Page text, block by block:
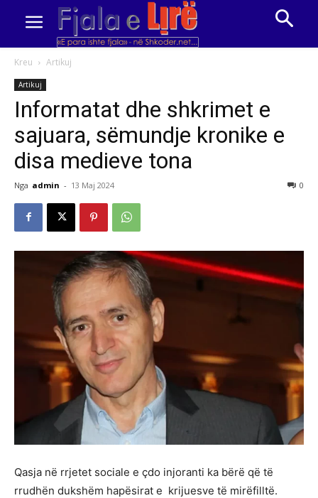
Kreu Artikuj
Artikuj
Informatat dhe shkrimet e
sajuara, sëmundje kronike e
disa medieve tona
Nga admin - 13 Maj 2024 0
Qasja në rrjetet sociale e çdo injoranti ka bërë që të
rrudhën dukshëm hapësirat e krijuesve të mirëfilltë.